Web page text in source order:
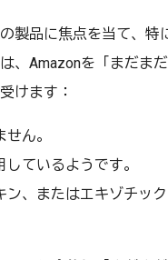
製品に焦点を当て、特
、Amazonを「まだま
けます：
ん。
ているようです。
、またはエキゾチッ